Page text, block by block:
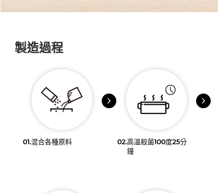
製造過程
01.混合各種原料 02.高溫殺菌100度25分
鐘